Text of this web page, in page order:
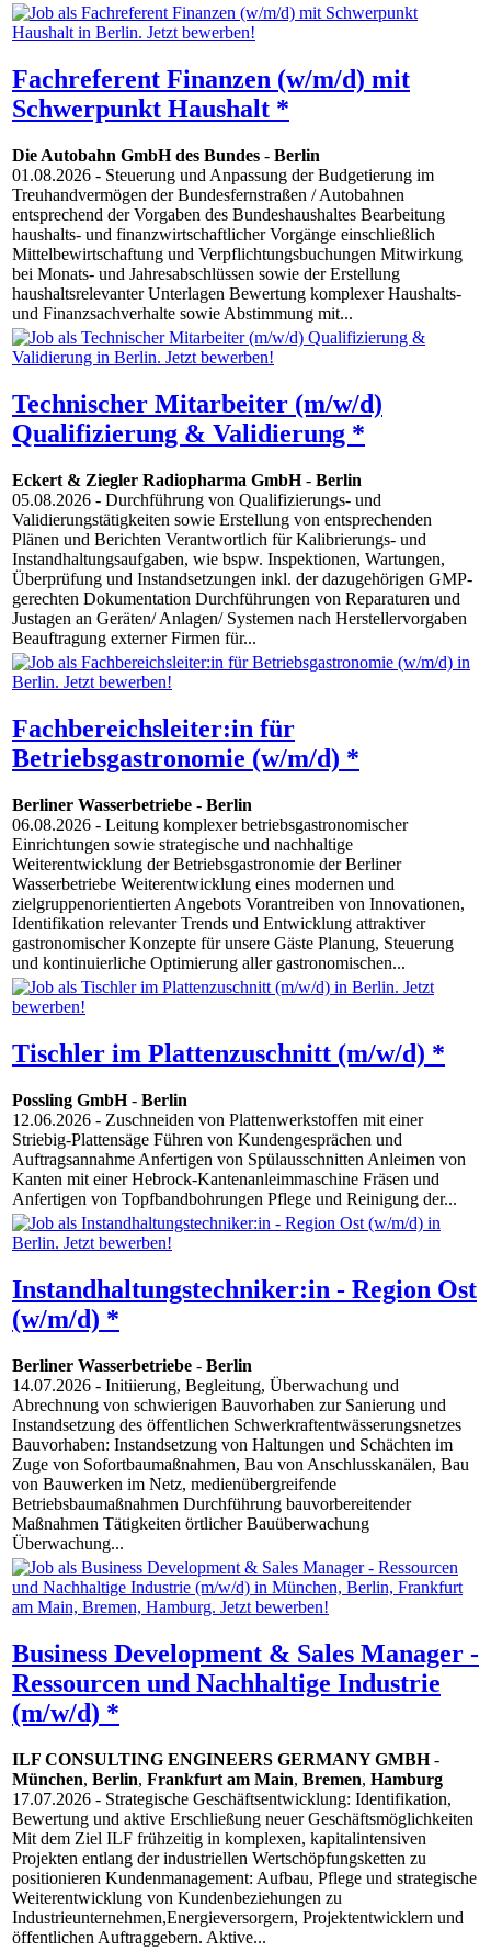
Fachreferent Finanzen (w/m/d) mit
Schwerpunkt Haushalt *
Die Autobahn GmbH des Bundes - Berlin
01.08.2026 - Steuerung und Anpassung der Budgetierung im
Treuhandvermögen der Bundesfernstraßen / Autobahnen
entsprechend der Vorgaben des Bundeshaushaltes Bearbeitung
haushalts- und finanzwirtschaftlicher Vorgänge einschließlich
Mittelbewirtschaftung und Verpflichtungsbuchungen Mitwirkung
bei Monats- und Jahresabschlüssen sowie der Erstellung
haushaltsrelevanter Unterlagen Bewertung komplexer Haushalts-
und Finanzsachverhalte sowie Abstimmung mit...
Technischer Mitarbeiter (m/w/d)
Qualifizierung & Validierung *
Eckert & Ziegler Radiopharma GmbH- Berlin
05.08.2026 - Durchführung von Qualifizierungs- und
Validierungstätigkeiten sowie Erstellung von entsprechenden
Plänen und Berichten Verantwortlich für Kalibrierungs- und
Instandhaltungsaufgaben, wie bspw. Inspektionen, Wartungen,
Überprüfung und Instandsetzungen inkl. der dazugehörigen GMP-
gerechten Dokumentation Durchführungen von Reparaturen und
Justagen an Geräten/ Anlagen/ Systemen nach Herstellervorgaben
Beauftragung externer Firmen für...
Fachbereichsleiter:in für
Betriebsgastronomie (w/m/d) *
Berliner Wasserbetriebe - Berlin
06.08.2026 - Leitung komplexer betriebsgastronomischer
Einrichtungen sowie strategische und nachhaltige
Weiterentwicklung der Betriebsgastronomie der Berliner
Wasserbetriebe Weiterentwicklung eines modernen und
zielgruppenorientierten Angebots Vorantreiben von Innovationen,
Identifikation relevanter Trends und Entwicklung attraktiver
gastronomischer Konzepte für unsere Gäste Planung, Steuerung
und kontinuierliche Optimierung aller gastronomischen...
Tischler im Plattenzuschnitt (m/w/d) *
Possling GmbH- Berlin
12.06.2026 - Zuschneiden von Plattenwerkstoffen mit einer
Striebig-Plattensäge Führen von Kundengesprächen und
Auftragsannahme Anfertigen von Spülausschnitten Anleimen von
Kanten mit einer Hebrock-Kantenanleimmaschine Fräsen und
Anfertigen von Topfbandbohrungen Pflege und Reinigung der...
Instandhaltungstechniker:in - Region Ost
(w/m/d) *
Berliner Wasserbetriebe - Berlin
14.07.2026 - Initiierung, Begleitung, Überwachung und
Abrechnung von schwierigen Bauvorhaben zur Sanierung und
Instandsetzung des öffentlichen Schwerkraftentwässerungsnetzes
Bauvorhaben: Instandsetzung von Haltungen und Schächten im
Zuge von Sofortbaumaßnahmen, Bau von Anschlusskanälen, Bau
von Bauwerken im Netz, medienübergreifende
Betriebsbaumaßnahmen Durchführung bauvorbereitender
Maßnahmen Tätigkeiten örtlicher Bauüberwachung
Überwachung...
Business Development & Sales Manager -
Ressourcen und Nachhaltige Industrie
(m/w/d) *
ILF CONSULTING ENGINEERS GERMANY GMBH-
München, Berlin, Frankfurt am Main, Bremen, Hamburg
17.07.2026 - Strategische Geschäftsentwicklung: Identifikation,
Bewertung und aktive Erschließung neuer Geschäftsmöglichkeiten
Mit dem Ziel ILF frühzeitig in komplexen, kapitalintensiven
Projekten entlang der industriellen Wertschöpfungsketten zu
positionieren Kundenmanagement: Aufbau, Pflege und strategische
Weiterentwicklung von Kundenbeziehungen zu
Industrieunternehmen,Energieversorgern, Projektentwicklern und
öffentlichen Auftraggebern. Aktive...